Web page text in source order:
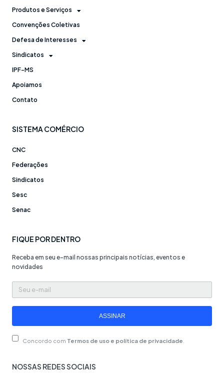
Produtos e Serviços
Convenções Coletivas
Defesa de Interesses
Sindicatos
IPF-MS
Apoiamos
Contato
SISTEMA COMÉRCIO
CNC
Federações
Sindicatos
Sesc
Senac
FIQUE POR DENTRO
Receba em seu e-mail nossas principais notícias, eventos e
novidades
Seu
e-
ASSINAR
Concordo com Termos de uso e política de privacidade
NOSSAS REDES SOCIAIS